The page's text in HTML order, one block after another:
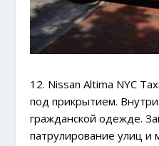
12. Nissan Altima NYC
под прикрытием.
гражданской одежде.
патрулирование улиц и